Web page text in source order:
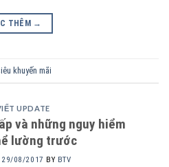
THÊM →
khuyến mãi
UPDATE
và những nguy hiểm
lường trước
29/08/2017 BY BTV